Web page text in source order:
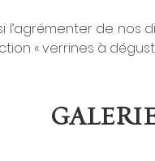
l’agrémenter de nos
« verrines à